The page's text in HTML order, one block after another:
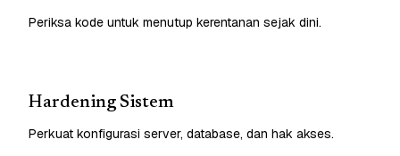
Periksa kode untuk menutup kerentanan sejak dini.
Hardening Sistem
Perkuat konfigurasi server, database, dan hak akses.